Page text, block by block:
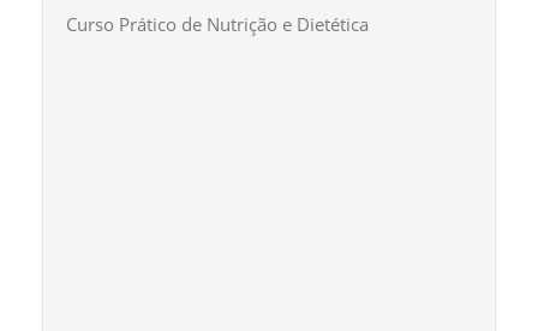
Curso Prático de Nutrição e Dietética